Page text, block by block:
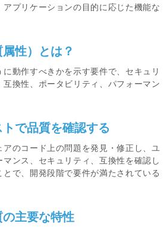
プリケーションの目的に応じた機能な
性）とは？
動作すべきかを示す要件で、セキュリ
換性、ポータビリティ、パフォーマン
で品質を確認する
のコード上の問題を発見・修正し、ユ
ンス、セキュリティ、互換性を確認し
とで、開発段階で要件が満たされている
主要な特性